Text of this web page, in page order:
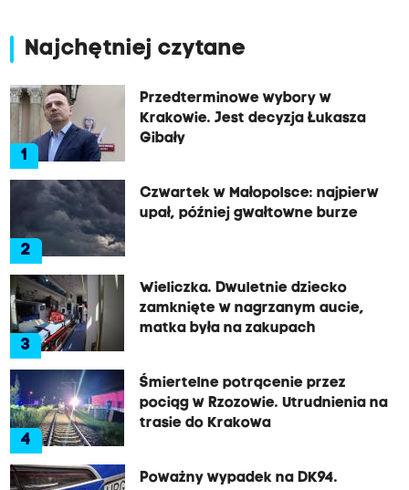
Najchętniej czytane
1
Przedterminowe wybory w
Krakowie. Jest decyzja Łukasza
Gibały
2
Czwartek w Małopolsce: najpierw
upał, później gwałtowne burze
3
Wieliczka. Dwuletnie dziecko
zamknięte w nagrzanym aucie,
matka była na zakupach
4
Śmiertelne potrącenie przez
pociąg w Rzozowie. Utrudnienia na
trasie do Krakowa
Poważny wypadek na DK94.